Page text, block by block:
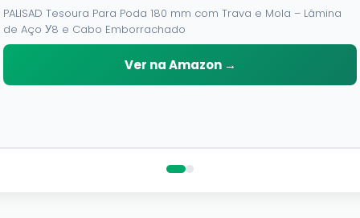
PALISAD Tesoura Para Poda 180 mm com Trava e Mola – Lâmina
de Aço У8 e Cabo Emborrachado
Ver na Amazon →